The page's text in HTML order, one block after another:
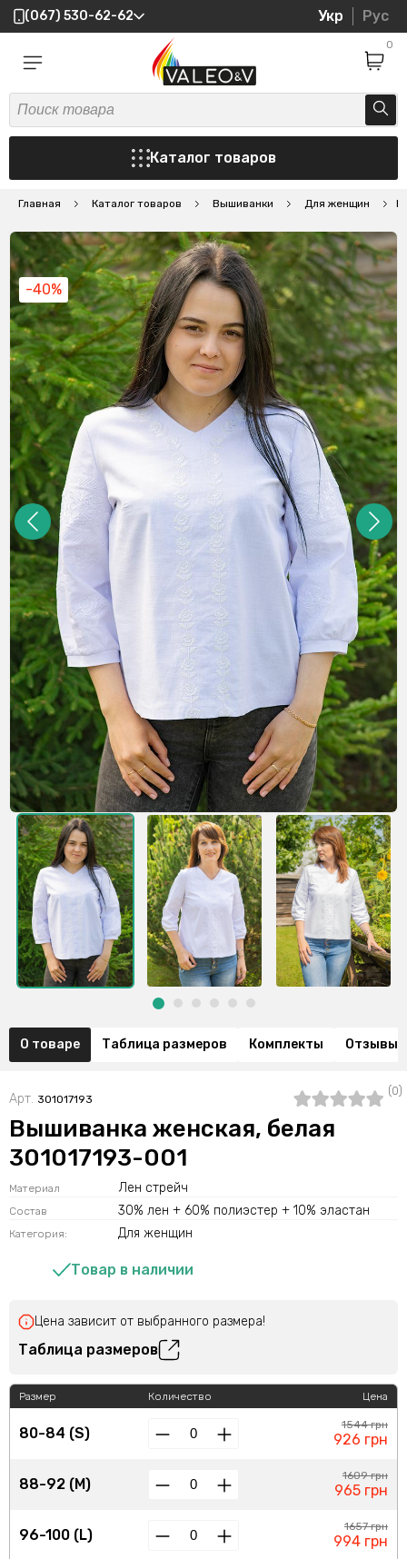
(067) 530-62-62 Укр Рус
0
Каталог товаров
Главная Каталог товаров Вышиванки Для женщин
-40%
О товаре Таблица размеров Комплекты Отзывы
Арт. 301017193
(0)
Вышиванка женская, белая
301017193-001
Материал Лен стрейч
Состав 30% лен + 60% полиэстер + 10% эластан
Категория: Для женщин
Товар в наличии
Цена зависит от выбранного размера!
Таблица размеров
Размер
80-84 (S)
88-92 (M)
96-100 (L)
Количество Цена
1544 грн
926 грн
1609 грн
965 грн
1657 грн
994 грн